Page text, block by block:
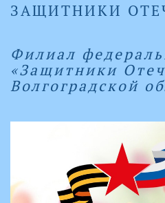
ЗАЩИТНИКИ
Филиал
«Защитники
Волгоградской